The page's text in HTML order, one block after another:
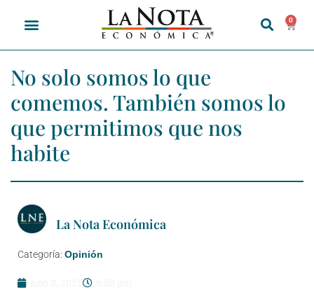
0
No solo somos lo que
comemos. También somos lo
que permitimos que nos
habite
La Nota Económica
Categoría: Opinión